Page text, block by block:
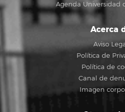
Agenda Universidad
Acerca
Aviso
Política de
Política de
Canal de
Imagen